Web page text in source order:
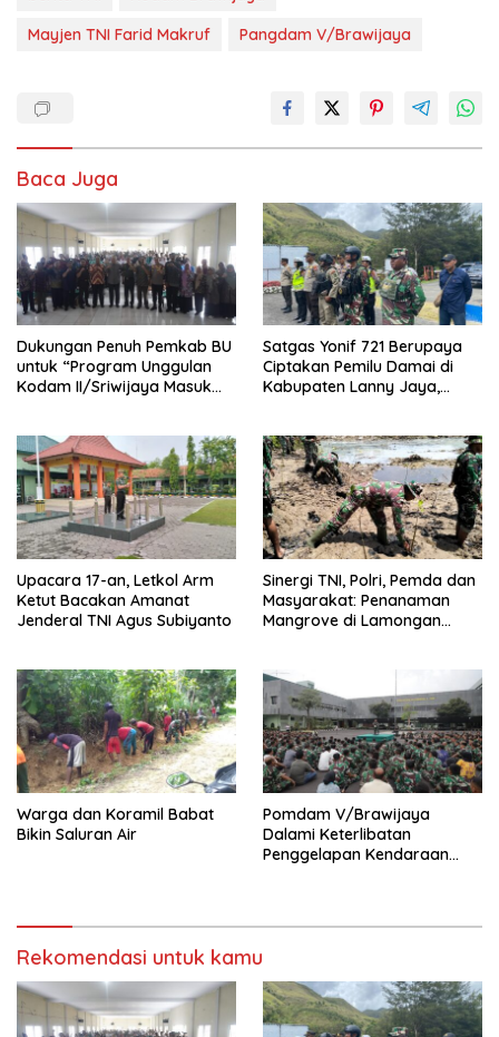
Mayjen TNI Farid Makruf
Pangdam V/Brawijaya
Baca Juga
Dukungan Penuh Pemkab BU
untuk “Program Unggulan
Kodam II/Sriwijaya Masuk
Satgas Yonif 721 Berupaya
Ciptakan Pemilu Damai di
Kabupaten Lanny Jaya,
Upacara 17-an, Letkol Arm
Ketut Bacakan Amanat
Jenderal TNI Agus Subiyanto
Sinergi TNI, Polri, Pemda dan
Masyarakat: Penanaman
Mangrove di Lamongan
Warga dan Koramil Babat
Bikin Saluran Air
Pomdam V/Brawijaya
Dalami Keterlibatan
Penggelapan Kendaraan
Rekomendasi untuk kamu